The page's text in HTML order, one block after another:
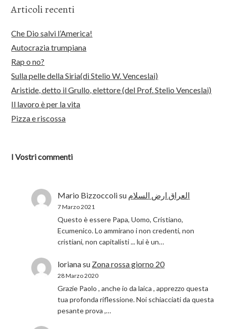
Articoli recenti
Che Dio salvi l’America!
Autocrazia trumpiana
Rap o no?
Sulla pelle della Siria(di Stelio W. Venceslai)
Aristide, detto il Grullo, elettore (del Prof. Stelio Venceslai)
Il lavoro è per la vita
Pizza e riscossa
I Vostri commenti
Mario Bizzoccolisu العراق ارض السلام
7 Marzo 2021
Questo è essere Papa, Uomo, Cristiano,
Ecumenico. Lo ammirano i non credenti, non
cristiani, non capitalisti ... lui è un…
lorianasu Zona rossa giorno 20
28 Marzo 2020
Grazie Paolo , anche io da laica , apprezzo questa
tua profonda riflessione. Noi schiacciati da questa
pesante prova ,…